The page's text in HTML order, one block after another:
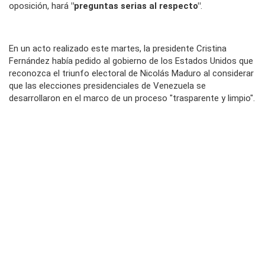
oposición, hará "preguntas serias al respecto".
En un acto realizado este martes, la presidente Cristina
Fernández había pedido al gobierno de los Estados Unidos que
reconozca el triunfo electoral de Nicolás Maduro al considerar
que las elecciones presidenciales de Venezuela se
desarrollaron en el marco de un proceso "trasparente y limpio".